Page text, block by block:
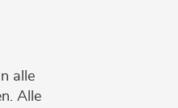
alle
Alle